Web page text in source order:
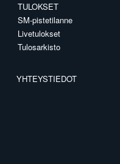
TULOKSET
SM-pistetilanne
Livetulokset
Tulosarkisto
YHTEYSTIEDOT